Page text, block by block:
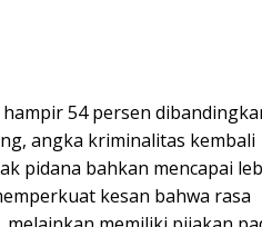
54 persen
angka kriminalitas kembali
pidana bahkan mencapai
kesan bahwa rasa